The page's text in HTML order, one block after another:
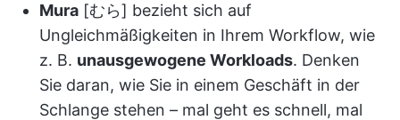
Mura [むら] bezieht sich auf
Ungleichmäßigkeiten in Ihrem Workflow, wie
z. B. unausgewogene Workloads. Denken
Sie daran, wie Sie in einem Geschäft in der
Schlange stehen – mal geht es schnell, mal